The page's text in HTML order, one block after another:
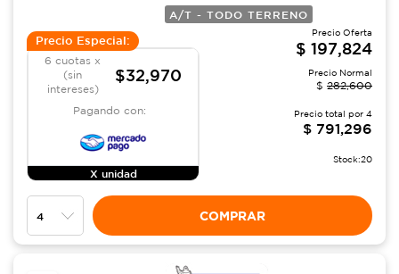
A/T - TODO TERRENO
Precio Especial:
6 cuotas x
(sin
intereses)
$32,970
Pagando con:
X unidad
Precio Oferta
$ 197,824
Precio Normal
$ 282,600
Precio total por 4
$ 791,296
Stock:20
COMPRAR